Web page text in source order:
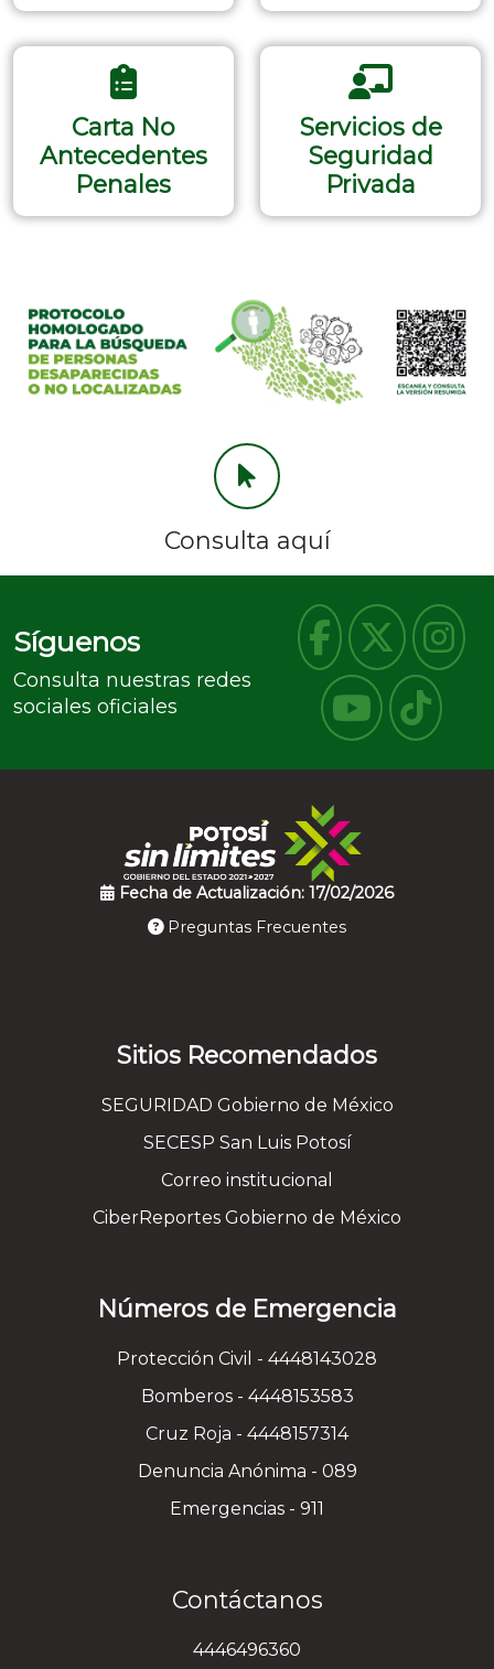
Carta No
Antecedentes
Penales
Servicios de
Seguridad
Privada
Consulta aquí
Síguenos
Consulta nuestras redes
sociales oficiales
Fecha de Actualización: 17/02/2026
Preguntas Frecuentes
Sitios Recomendados
SEGURIDAD Gobierno de México
SECESP San Luis Potosí
Correo institucional
CiberReportes Gobierno de México
Números de Emergencia
Protección Civil - 4448143028
Bomberos - 4448153583
Cruz Roja - 4448157314
Denuncia Anónima - 089
Emergencias - 911
Contáctanos
4446496360